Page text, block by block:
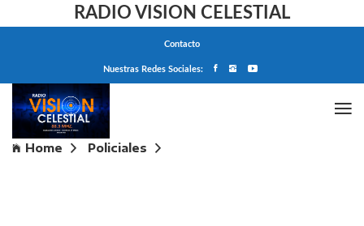
RADIO VISION CELESTIAL
Contacto
Nuestras Redes Sociales:
Home
Policiales